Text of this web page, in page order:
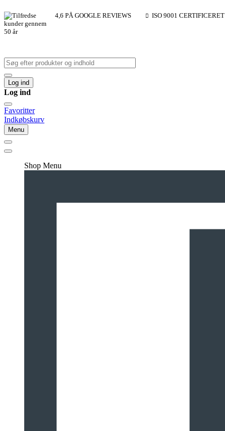
4,6 PÅ GOOGLE REVIEWS ISO 9001 CERTIFICERET
Log ind
Log ind
Favoritter
Indkøbskurv
Menu
Shop Menu